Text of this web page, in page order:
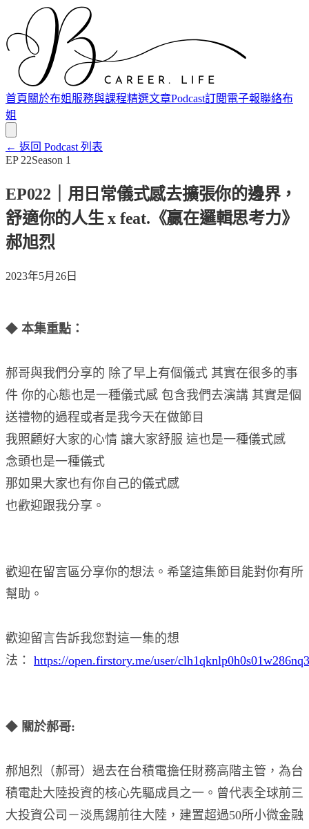
首頁 關於布姐 服務與課程精選文章Podcast訂閱電子報聯絡布
姐
← 返回 Podcast 列表
EP 22Season 1
EP022｜用日常儀式感去擴張你的邊界，
舒適你的人生 x feat.《贏在邏輯思考力》
郝旭烈
2023年5月26日
◆ 本集重點：
郝哥與我們分享的 除了早上有個儀式 其實在很多的事
件 你的心態也是一種儀式感 包含我們去演講 其實是個
送禮物的過程或者是我今天在做節目
我照顧好大家的心情 讓大家舒服 這也是一種儀式感
念頭也是一種儀式
那如果大家也有你自己的儀式感
也歡迎跟我分享。
歡迎在留言區分享你的想法。希望這集節目能對你有所
幫助。
歡迎留言告訴我您對這一集的想
法： https://open.firstory.me/user/
◆ 關於郝哥:
郝旭烈（郝哥）過去在台積電擔任財務高階主管，為台
積電赴大陸投資的核心先驅成員之一。曾代表全球前三
大投資公司－淡馬錫前往大陸，建置超過50所小微金融